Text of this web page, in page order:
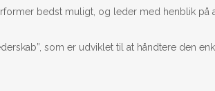
bedst muligt, og leder med henblik
som er udviklet til at håndtere den